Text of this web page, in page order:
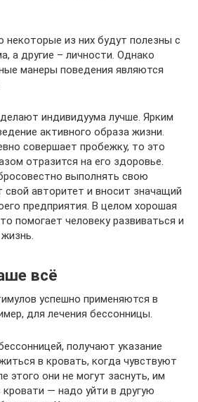
из них будут полезны с
а другие – личности. Однако
манеры поведения являются
индивидуума лучше. Ярким
активного образа жизни.
совершает пробежку, то это
отразится на его здоровье.
выполнять свою
авторитет и вносит значащий
предприятия. В целом хорошая
помогает человеку развиваться и
всё
успешно применяются в
для лечения бессонницы.
получают указание
в кровать, когда чувствуют
этого они не могут заснуть, им
кровати — надо уйти в другую